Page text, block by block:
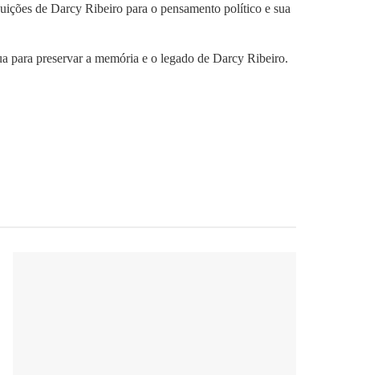
de Darcy Ribeiro para o pensamento político e sua
para preservar a memória e o legado de Darcy Ribeiro.